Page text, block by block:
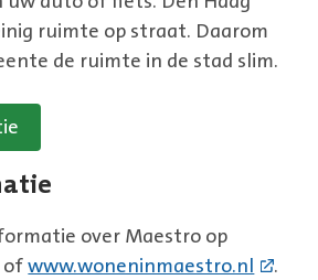
ruimte op straat. Daarom
de ruimte in de stad slim.
over Maestro op
ofwww.woneninmaestro.nl .